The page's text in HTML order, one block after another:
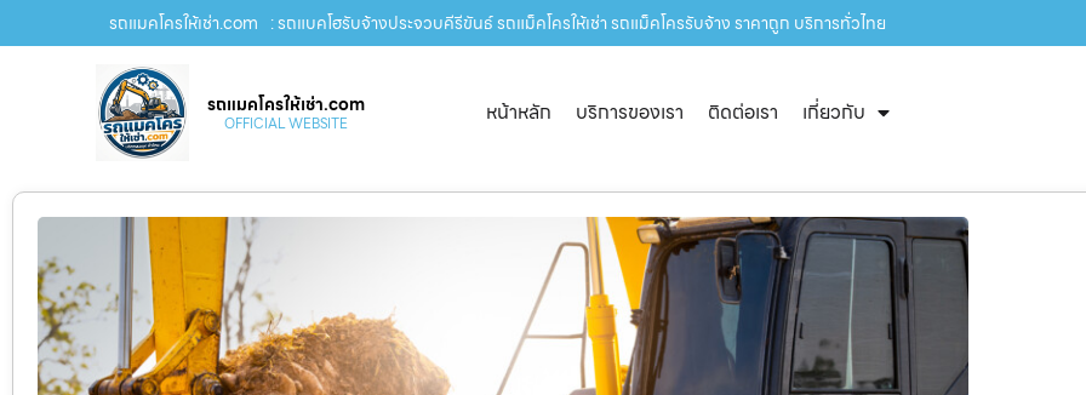
รถแมคโครให้เช่า.com : รถแบคโฮรับจ้างประจวบคีรีขันธ์ รถแม็คโครให้เช่า รถแม็คโครรับจ้าง ราคาถูก บริการทั่วไทย
รถแมคโครให้เช่า.com
OFFICIAL WEBSITE หน้าหลัก บริการของเรา ติดต่อเรา เกี่ยวกับ